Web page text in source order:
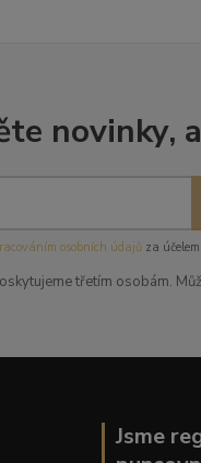
novinky,
osobních údajů za
třetím osobám.
Jsme